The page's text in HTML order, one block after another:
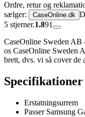
Ordre, retur og
sælger:
CaseOnline.dk
5 stjerner.1.891
CaseOnline Sweden
os CaseOnline Sweden
brett, dvs. vi så cover de
Specifikationer
Erstatningsurrem
Passer Samsung